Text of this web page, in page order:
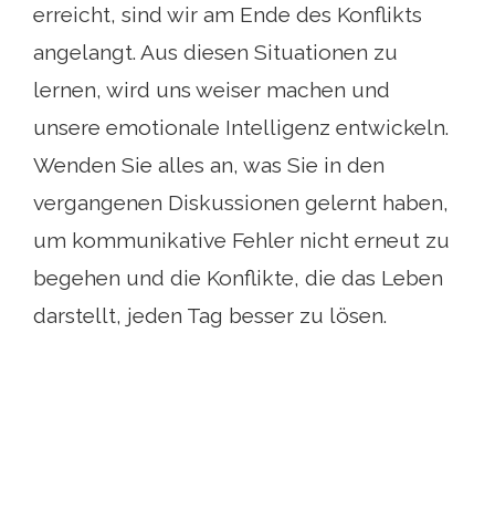
erreicht, sind wir am Ende des Konflikts
angelangt. Aus diesen Situationen zu
lernen, wird uns weiser machen und
unsere emotionale Intelligenz entwickeln.
Wenden Sie alles an, was Sie in den
vergangenen Diskussionen gelernt haben,
um kommunikative Fehler nicht erneut zu
begehen und die Konflikte, die das Leben
darstellt, jeden Tag besser zu lösen.